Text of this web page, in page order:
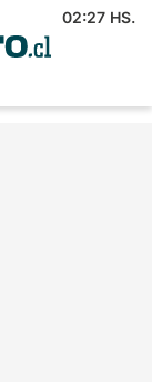
02:27 HS.